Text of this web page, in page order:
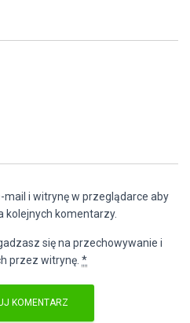
mail i witrynę w przeglądarce aby
kolejnych komentarzy.
się na przechowywanie i
przez witrynę. *